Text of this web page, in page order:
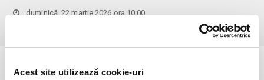
Acest site utilizează cookie-uri
duminică, 22 martie 2026 ora 10:00
Evenimentul a expirat.